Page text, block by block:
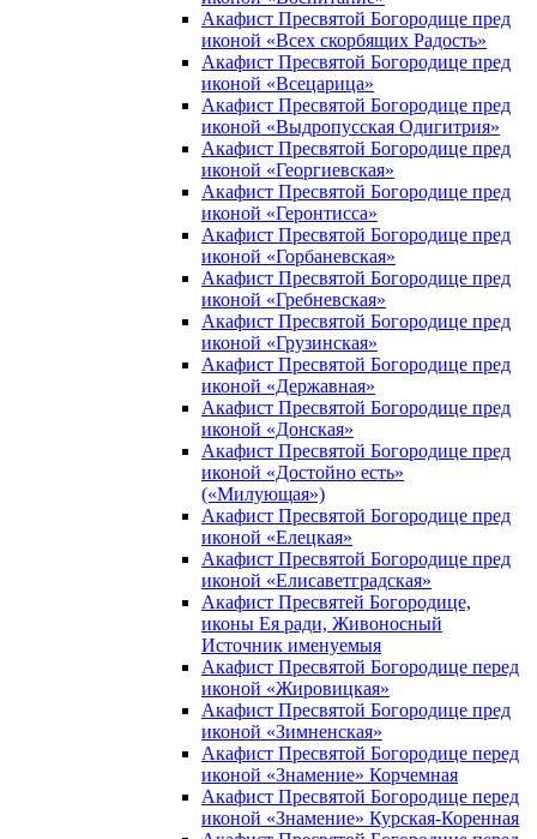
Акафист Пресвятой Богородице пред
иконой «Всех скорбящих Радость»
Акафист Пресвятой Богородице пред
иконой «Всецарица»
Акафист Пресвятой Богородице пред
иконой «Выдропусская Одигитрия»
Акафист Пресвятой Богородице пред
иконой «Георгиевская»
Акафист Пресвятой Богородице пред
иконой «Геронтисса»
Акафист Пресвятой Богородице пред
иконой «Горбаневская»
Акафист Пресвятой Богородице пред
иконой «Гребневская»
Акафист Пресвятой Богородице пред
иконой «Грузинская»
Акафист Пресвятой Богородице пред
иконой «Державная»
Акафист Пресвятой Богородице пред
иконой «Донская»
Акафист Пресвятой Богородице пред
иконой «Достойно есть»
(«Милующая»)
Акафист Пресвятой Богородице пред
иконой «Елецкая»
Акафист Пресвятой Богородице пред
иконой «Елисаветградская»
Акафист Пресвятей Богородице,
иконы Ея ради, Живоносный
Источник именуемыя
Акафист Пресвятой Богородице перед
иконой «Жировицкая»
Акафист Пресвятой Богородице пред
иконой «Зимненская»
Акафист Пресвятой Богородице перед
иконой «Знамение» Корчемная
Акафист Пресвятой Богородице перед
иконой «Знамение» Курская-Коренная